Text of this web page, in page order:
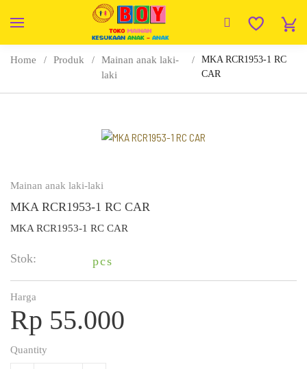
Home Produk
Mainan anak laki-
laki
MKA RCR1953-1 RC
CAR
Mainan anak laki-laki
MKA RCR1953-1 RC CAR
MKA RCR1953-1 RC CAR
Stok: pcs
Harga
Rp 55.000
Quantity